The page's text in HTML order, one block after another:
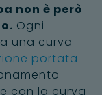
non è però
Ogni
una curva
portata
con la curva